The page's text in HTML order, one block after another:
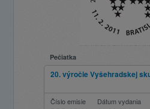
Pečiatka
20. výročie Vyšehradskej
Číslo emisie Dátum vydania